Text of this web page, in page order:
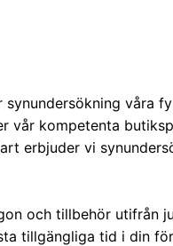
våra
vår kompetenta
erbjuder vi
och tillbehör utifrån
tillgängliga tid i din